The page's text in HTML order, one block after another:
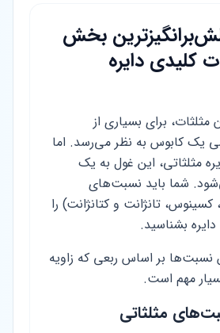
بخش
کلیدی دایره
برای بسیاری از
یک کابوس به نظر می‌رسد. اما
مثلثاتی، این غول به یک
شما باید نسبت‌های
تانژانت و کتانژانت) را
بشناسید.
نسبت‌ها بر اساس ربعی که زاویه
مهم است.
مثلثاتی